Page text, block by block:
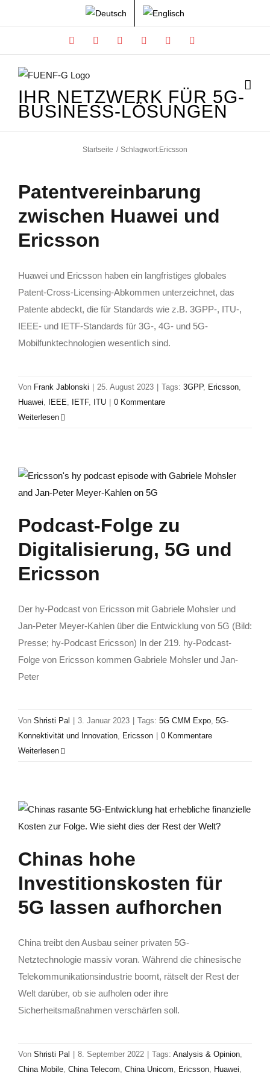
Inhalt
Facebook Instagram LinkedIn
IHR NETZWERK FÜR 5G-
BUSINESS-LÖSUNGEN
Startseite Schlagwort:Ericsson
Patentvereinbarung
zwischen Huawei und
Ericsson
Huawei und Ericsson haben ein langfristiges globales
Patent-Cross-Licensing-Abkommen unterzeichnet, das
Patente abdeckt, die für Standards wie z.B. 3GPP-, ITU-,
IEEE- und IETF-Standards für 3G-, 4G- und 5G-
Mobilfunktechnologien wesentlich sind.
Von Frank Jablonski 25. August 2023 Tags: 3GPP, Ericsson,
Huawei, IEEE, IETF, ITU
0 Kommentare
Weiterlesen
Podcast-Folge zu
Digitalisierung, 5G und
Ericsson
Der hy-Podcast von Ericsson mit Gabriele Mohsler und
Jan-Peter Meyer-Kahlen über die Entwicklung von 5G (Bild:
Presse; hy-Podcast Ericsson) In der 219. hy-Podcast-
Folge von Ericsson kommen Gabriele Mohsler und Jan-
Peter
Von Shristi Pal 3. Januar 2023 Tags: 5G CMM Expo, 5G-
Konnektivität und Innovation, Ericsson
0 Kommentare
Weiterlesen
Chinas hohe
Investitionskosten für
5G lassen aufhorchen
China treibt den Ausbau seiner privaten 5G-
Netztechnologie massiv voran. Während die chinesische
Telekommunikationsindustrie boomt, rätselt der Rest der
Welt darüber, ob sie aufholen oder ihre
Sicherheitsmaßnahmen verschärfen soll.
Von Shristi Pal 8. September 2022 Tags: Analysis & Opinion,
China Mobile, China Telecom, China Unicom, Ericsson, Huawei,